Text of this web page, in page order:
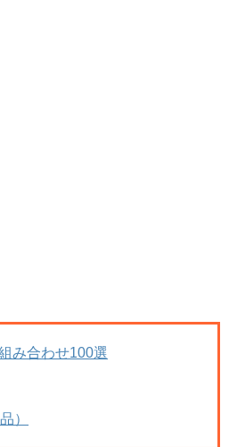
み合わせ100選
）